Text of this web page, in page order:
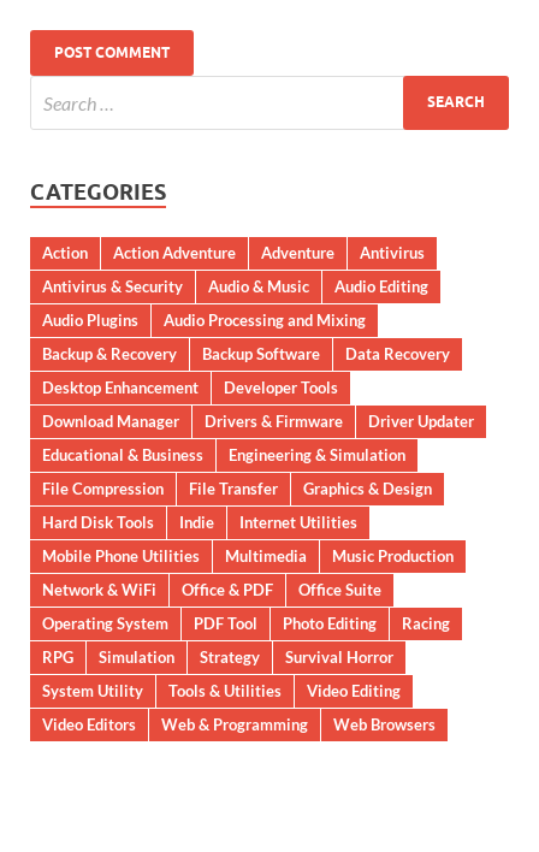
CATEGORIES
Action Action Adventure Adventure
Antivirus
Antivirus & Security
Audio & Music
Audio Editing
Audio Plugins
Audio Processing and Mixing
Backup & Recovery
Backup Software
Data Recovery
Desktop Enhancement
Developer Tools
Download Manager
Drivers & Firmware
Driver Updater
Educational & Business
Engineering & Simulation
File Compression
File Transfer
Graphics & Design
Hard Disk Tools
Indie
Internet Utilities
Mobile Phone Utilities
Multimedia
Music Production
Network & WiFi
Office & PDF
Office Suite
Operating System
PDF Tool Photo Editing
Racing
RPG
Simulation Strategy
Survival Horror
System Utility
Tools & Utilities
Video Editing
Video Editors
Web & Programming Web Browsers